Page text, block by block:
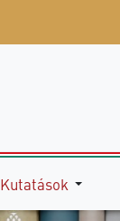
Kutatások